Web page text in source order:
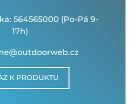
564565000 (Po-Pá 9-
17h)
K PRODUKTU